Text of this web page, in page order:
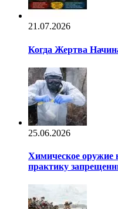
21.07.2026
Когда Жертва
25.06.2026
Химическое оружие
практику